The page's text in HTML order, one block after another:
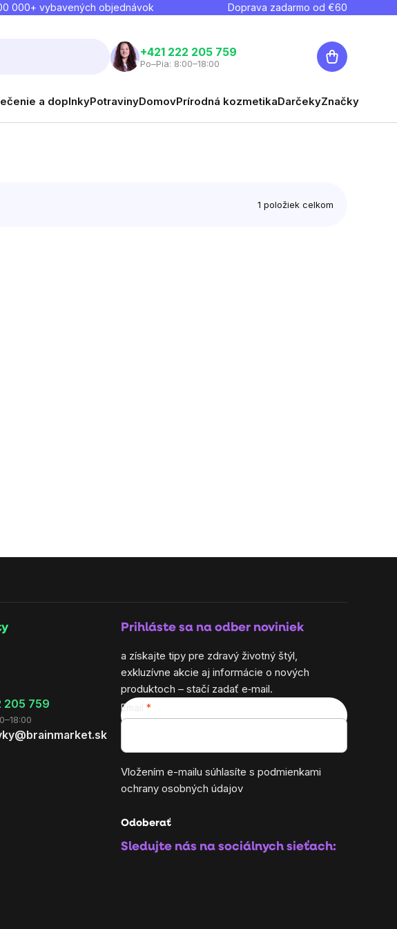
000+ vybavených objednávok Doprava zadarmo od €60
+421 222 205 759
Po–Pia: 8:00–18:00
Nákupný
košík
a doplnkyPotravinyDomovPrírodná kozmetikaDarčekyZnačky
1 položiek celkom
205 759
Prihláste sa na odber noviniek
a získajte tipy pre zdravý životný štýl,
exkluzívne akcie aj informácie o nových
produktoch – stačí zadať e‑mail.
Email
Vložením e-mailu súhlasíte s podmienkami
ochrany osobných údajov
Odoberať
Sledujte nás na sociálnych sieťach: